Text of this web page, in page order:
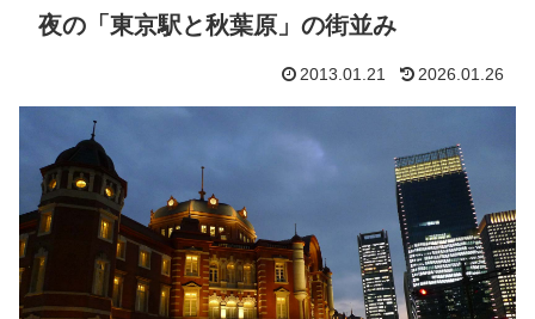
夜の「東京駅と秋葉原」の街並み
2013.01.21 2026.01.26